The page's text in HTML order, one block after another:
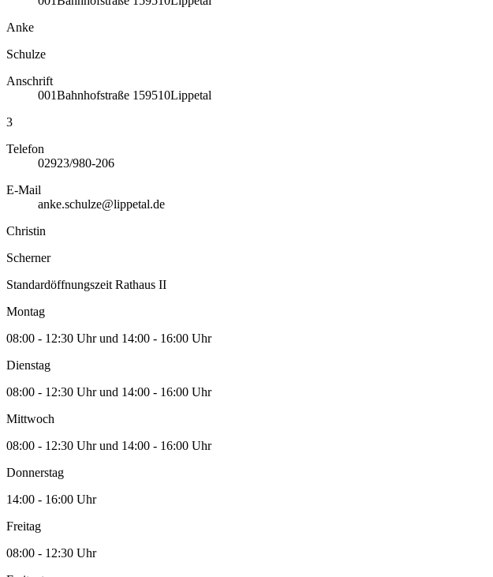
Anke
Schulze
Anschrift
001Bahnhofstraße 1 59510Lippetal
3
Telefon
02923/980-206
E-Mail
anke.schulze@lippetal.de
Christin
Scherner
Standardöffnungszeit Rathaus II
Montag
08:00 - 12:30 Uhr und 14:00 - 16:00 Uhr
Dienstag
08:00 - 12:30 Uhr und 14:00 - 16:00 Uhr
Mittwoch
08:00 - 12:30 Uhr und 14:00 - 16:00 Uhr
Donnerstag
14:00 - 16:00 Uhr
Freitag
08:00 - 12:30 Uhr